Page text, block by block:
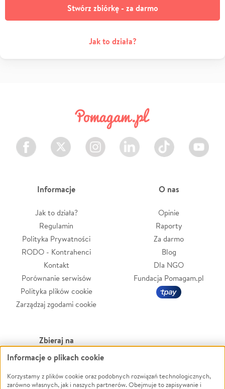
Stwórz zbiórkę - za darmo
Jak to działa?
Facebook Twitter Instagram LinkedIn TikTok Youtube
Informacje
Jak to działa?
Regulamin
Polityka Prywatności
RODO - Kontrahenci
Kontakt
Porównanie serwisów
Polityka plików cookie
Zarządzaj zgodami cookie
O nas
Opinie
Raporty
Za darmo
Blog
Dla NGO
Fundacja Pomagam.pl
Zbieraj na
Leczenie
Zwierzęta
Powódź
Informacje o plikach cookie
Korzystamy z plików cookie oraz podobnych rozwiązań technologicznych,
zarówno własnych, jak i naszych partnerów. Obejmuje to zapisywanie i